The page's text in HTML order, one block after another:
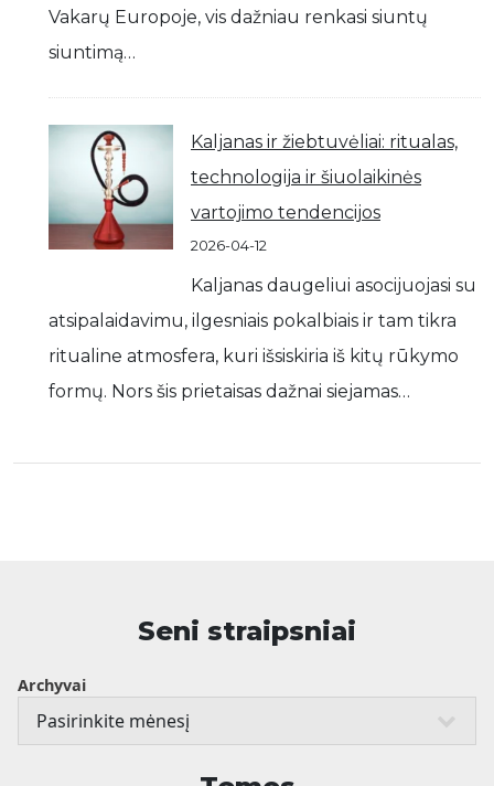
Vakarų Europoje, vis dažniau renkasi siuntų
siuntimą…
Kaljanas ir žiebtuvėliai: ritualas,
technologija ir šiuolaikinės
vartojimo tendencijos
2026-04-12
Kaljanas daugeliui asocijuojasi su
atsipalaidavimu, ilgesniais pokalbiais ir tam tikra
ritualine atmosfera, kuri išsiskiria iš kitų rūkymo
formų. Nors šis prietaisas dažnai siejamas…
Seni straipsniai
Archyvai